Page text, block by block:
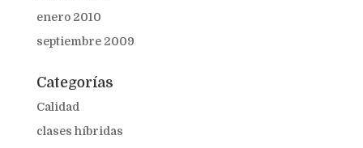
enero 2010
septiembre 2009
Categorías
Calidad
clases híbridas